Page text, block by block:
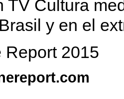
TV Cultura
y en el
2015